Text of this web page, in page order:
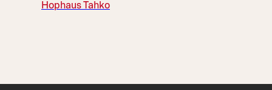
Hophaus Tahko